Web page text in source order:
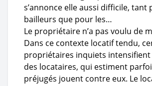
s’annonce elle aussi difficile, tant
bailleurs que pour les…
Le propriétaire n’a pas voulu de
Dans ce contexte locatif tendu,
propriétaires inquiets intensifient
des locataires, qui estiment
préjugés jouent contre eux. Le